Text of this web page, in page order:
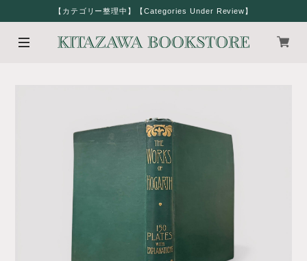
【カテゴリー整理中】【Categories Under Review】